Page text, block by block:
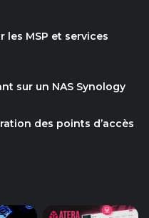
les MSP et services
sur un NAS Synology
des points d’accès